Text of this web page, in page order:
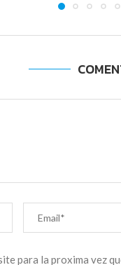
para la proxima vez